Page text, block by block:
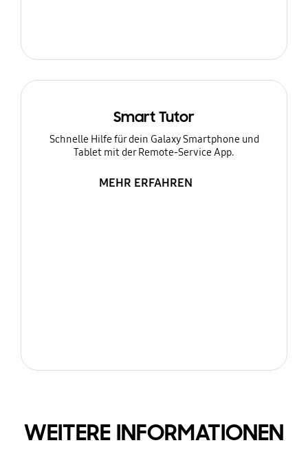
Smart Tutor
Schnelle Hilfe für dein Galaxy Smartphone und
Tablet mit der Remote-Service App.
MEHR ERFAHREN
WEITERE INFORMATIONEN